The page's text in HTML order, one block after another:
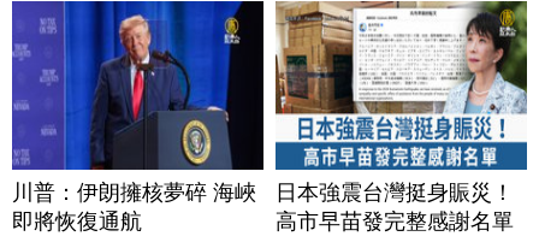
川普：伊朗擁核夢碎 海峽
即將恢復通航
日本強震台灣挺身賑災！
高市早苗發完整感謝名單